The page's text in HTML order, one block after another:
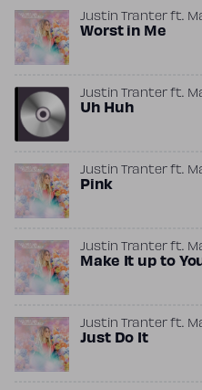
Justin Tranterft.
Worst in Me
Justin Tranterft.
Uh Huh
Justin Tranterft.
Pink
Justin Tranterft.
Make It up to You
Justin Tranterft.
Just Do It